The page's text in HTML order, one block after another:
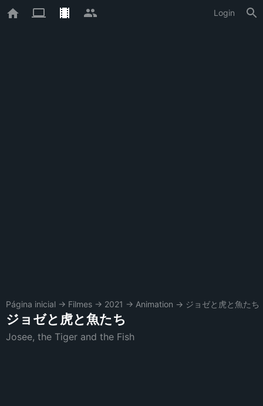
Login
Página inicial → Filmes → 2021 → Animation → ジョゼと虎と魚たち
ジョゼと虎と魚たち
Josee, the Tiger and the Fish